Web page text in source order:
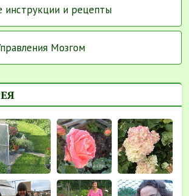
инструкции и рецепты
Мозгом